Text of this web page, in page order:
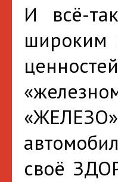
И всё-
широким
своё